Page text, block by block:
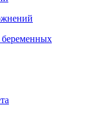
беременных